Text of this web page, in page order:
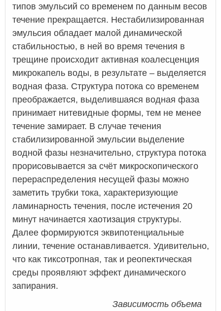
типов эмульсий со временем по данным весов
течение прекращается. Нестабилизированная
эмульсия обладает малой динамической
стабильностью, в ней во время течения в
трещине происходит активная коалесценция
микрокапель воды, в результате – выделяется
водная фаза. Структура потока со временем
преображается, выделившаяся водная фаза
принимает нитевидные формы, тем не менее
течение замирает. В случае течения
стабилизированной эмульсии выделение
водной фазы незначительно, структура потока
прорисовывается за счёт микроскопического
перераспределения несущей фазы можно
заметить трубки тока, характеризующие
ламинарность течения, после истечения 20
минут начинается хаотизация структуры.
Далее формируются эквипотенциальные
линии, течение останавливается. Удивительно,
что как тиксотропная, так и реопектическая
среды проявляют эффект динамического
запирания.
Зависимость объема